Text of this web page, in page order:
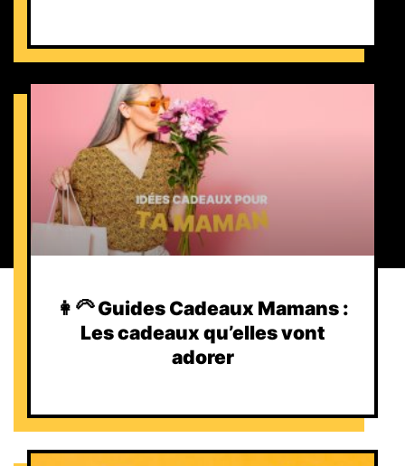
👩‍🦳 Guides Cadeaux Mamans :
Les cadeaux qu’elles vont
adorer